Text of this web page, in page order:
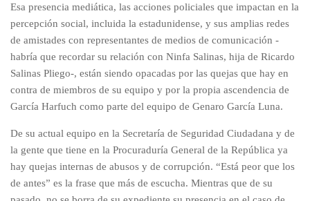
Esa presencia mediática, las acciones policiales que impactan en la
percepción social, incluida la estadunidense, y sus amplias redes
de amistades con representantes de medios de comunicación -
habría que recordar su relación con Ninfa Salinas, hija de Ricardo
Salinas Pliego-, están siendo opacadas por las quejas que hay en
contra de miembros de su equipo y por la propia ascendencia de
García Harfuch como parte del equipo de Genaro García Luna.
De su actual equipo en la Secretaría de Seguridad Ciudadana y de
la gente que tiene en la Procuraduría General de la República ya
hay quejas internas de abusos y de corrupción. “Está peor que los
de antes” es la frase que más de escucha. Mientras que de su